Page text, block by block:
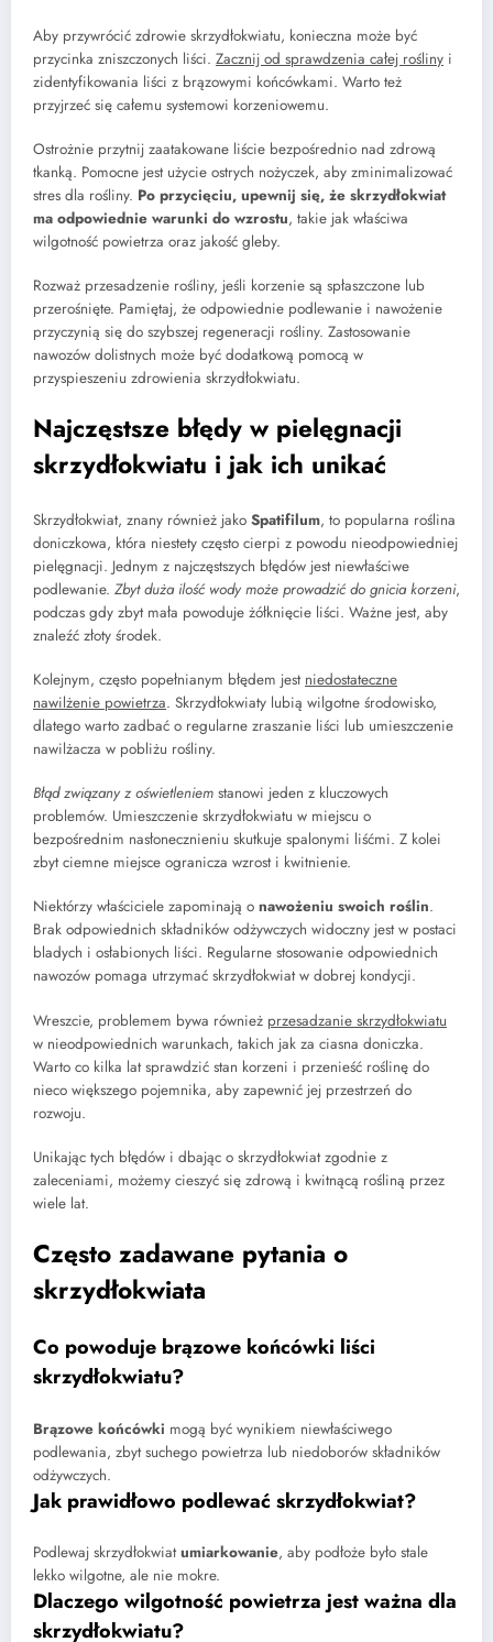
Aby przywrócić zdrowie skrzydłokwiatu, konieczna może być
przycinka zniszczonych liści. Zacznij od sprawdzenia całej rośliny i
zidentyfikowania liści z brązowymi końcówkami. Warto też
przyjrzeć się całemu systemowi korzeniowemu.
Ostrożnie przytnij zaatakowane liście bezpośrednio nad zdrową
tkanką. Pomocne jest użycie ostrych nożyczek, aby zminimalizować
stres dla rośliny. Po przycięciu, upewnij się, że skrzydłokwiat
ma odpowiednie warunki do wzrostu, takie jak właściwa
wilgotność powietrza oraz jakość gleby.
Rozważ przesadzenie rośliny, jeśli korzenie są spłaszczone lub
przerośnięte. Pamiętaj, że odpowiednie podlewanie i nawożenie
przyczynią się do szybszej regeneracji rośliny. Zastosowanie
nawozów dolistnych może być dodatkową pomocą w
przyspieszeniu zdrowienia skrzydłokwiatu.
Najczęstsze błędy w pielęgnacji
skrzydłokwiatu i jak ich unikać
Skrzydłokwiat, znany również jako Spatifilum, to popularna roślina
doniczkowa, która niestety często cierpi z powodu nieodpowiedniej
pielęgnacji. Jednym z najczęstszych błędów jest niewłaściwe
podlewanie. Zbyt duża ilość wody może prowadzić do gnicia korzeni,
podczas gdy zbyt mała powoduje żółknięcie liści. Ważne jest, aby
znaleźć złoty środek.
Kolejnym, często popełnianym błędem jest niedostateczne
nawilżenie powietrza. Skrzydłokwiaty lubią wilgotne środowisko,
dlatego warto zadbać o regularne zraszanie liści lub umieszczenie
nawilżacza w pobliżu rośliny.
Błąd związany z oświetleniem stanowi jeden z kluczowych
problemów. Umieszczenie skrzydłokwiatu w miejscu o
bezpośrednim nasłonecznieniu skutkuje spalonymi liśćmi. Z kolei
zbyt ciemne miejsce ogranicza wzrost i kwitnienie.
Niektórzy właściciele zapominają o nawożeniu swoich roślin.
Brak odpowiednich składników odżywczych widoczny jest w postaci
bladych i osłabionych liści. Regularne stosowanie odpowiednich
nawozów pomaga utrzymać skrzydłokwiat w dobrej kondycji.
Wreszcie, problemem bywa również przesadzanie skrzydłokwiatu
w nieodpowiednich warunkach, takich jak za ciasna doniczka.
Warto co kilka lat sprawdzić stan korzeni i przenieść roślinę do
nieco większego pojemnika, aby zapewnić jej przestrzeń do
rozwoju.
Unikając tych błędów i dbając o skrzydłokwiat zgodnie z
zaleceniami, możemy cieszyć się zdrową i kwitnącą rośliną przez
wiele lat.
Często zadawane pytania o
skrzydłokwiata
Co powoduje brązowe końcówki liści
skrzydłokwiatu?
Brązowe końcówki mogą być wynikiem niewłaściwego
podlewania, zbyt suchego powietrza lub niedoborów składników
odżywczych.
Jak prawidłowo podlewać skrzydłokwiat?
Podlewaj skrzydłokwiatumiarkowanie, aby podłoże było stale
lekko wilgotne, ale nie mokre.
Dlaczego wilgotność powietrza jest ważna dla
skrzydłokwiatu?